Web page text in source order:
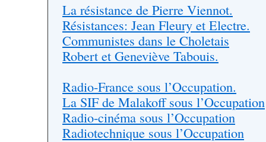
La résistance de Pierre Viennot.
Résistances: Jean Fleury et Electre.
Communistes dans le Choletais
Robert et Geneviève Tabouis.
Radio-France sous l’Occupation.
La SIF de Malakoff sous l’Occupation
Radio-cinéma sous l’Occupation
Radiotechnique sous l’Occupation